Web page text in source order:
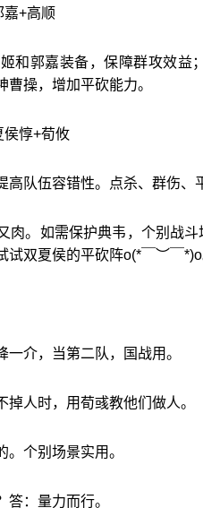
嘉+高顺
和郭嘉装备，保障群攻效益
操，增加平砍能力。
侯惇+荀攸
队伍容错性。点杀、群伤、
肉。如需保护典韦，个别战
双夏侯的平砍阵o(*￣︶￣*)o
介，当第二队，国战用。
人时，用荀彧教他们做人。
个别场景实用。
：量力而行。